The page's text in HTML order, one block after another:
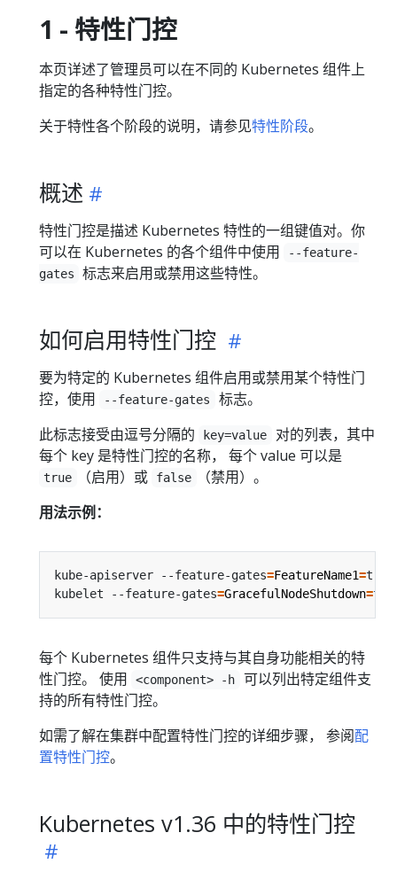
1 - 特性门控
本页详述了管理员可以在不同的 Kubernetes 组件上
指定的各种特性门控。
关于特性各个阶段的说明，请参见特性阶段。
概述
特性门控是描述 Kubernetes 特性的一组键值对。你
可以在 Kubernetes 的各个组件中使用
--feature-
gates
标志来启用或禁用这些特性。
如何启用特性门控
要为特定的 Kubernetes 组件启用或禁用某个特性门
控，使用
--feature-gates
标志。
此标志接受由逗号分隔的
key=value
对的列表，其中
每个 key 是特性门控的名称， 每个 value 可以是
true （启用）或 false
（禁用）。
用法示例：
kube-apiserver --feature-gates=FeatureName1=
kubelet --feature-gates=GracefulNodeShutdown=
每个 Kubernetes 组件只支持与其自身功能相关的特
性门控。 使用
<component> -h
可以列出特定组件支
持的所有特性门控。
如需了解在集群中配置特性门控的详细步骤， 参阅配
置特性门控。
Kubernetes v1.36 中的特性门控